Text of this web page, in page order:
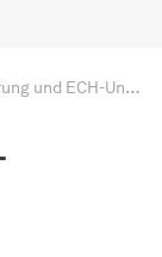
AdGuard CLI v1.3: DNS-Filterung und ECH-Unterstützung